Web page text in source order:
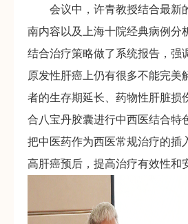
会议中，许青教授结合最新
南内容以及上海十院经典病例分
结合治疗策略做了系统报告，强
原发性肝癌上仍有很多不能完美
者的生存期延长、药物性肝脏损
合八宝丹胶囊进行中西医结合特
把中医药作为西医常规治疗的插
高肝癌预后，提高治疗有效性和